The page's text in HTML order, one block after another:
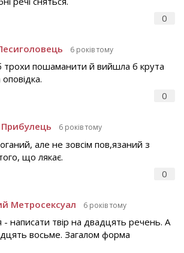
0
6 років тому
0
трохи пошаманити й вийшла б крута
6 років тому
0
але не зовсім пов,язаний з
що лякає.
Метросексуал 6 років тому
- написати твір на двадцять речень. А
восьме. Загалом форма